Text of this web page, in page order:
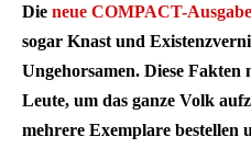
Die neue COMPACT-Ausgabe
sogar Knast und
Ungehorsamen. Diese Fakten
Leute, um das ganze Volk
mehrere Exemplare bestellen